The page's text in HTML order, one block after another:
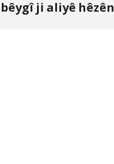
ji aliyê hêzên